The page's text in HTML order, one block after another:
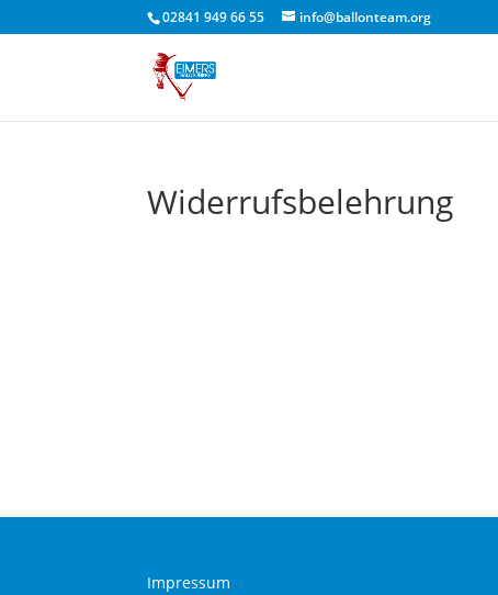
02841 949 66 55 info@ballonteam.org
Widerrufsbelehrung
Impressum